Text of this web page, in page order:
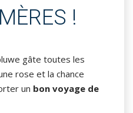
!
gâte toutes les
rose et la chance
un bon voyage de